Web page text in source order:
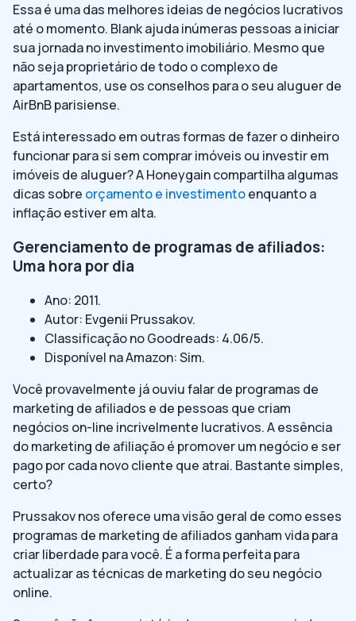
Essa é uma das melhores ideias de negócios lucrativos
até o momento. Blank ajuda inúmeras pessoas a iniciar
sua jornada no investimento imobiliário. Mesmo que
não seja proprietário de todo o complexo de
apartamentos, use os conselhos para o seu aluguer de
AirBnB parisiense.
Está interessado em outras formas de fazer o dinheiro
funcionar para si sem comprar imóveis ou investir em
imóveis de aluguer? A Honeygain compartilha algumas
dicas sobre orçamento e investimentoenquanto a
inflação estiver em alta.
Gerenciamento de programas de afiliados:
Uma hora por dia
Ano: 2011.
Autor: Evgenii Prussakov.
Classificação no Goodreads: 4.06/5.
Disponível na Amazon: Sim.
Você provavelmente já ouviu falar de programas de
marketing de afiliados e de pessoas que criam
negócios on-line incrivelmente lucrativos. A essência
do marketing de afiliação é promover um negócio e ser
pago por cada novo cliente que atrai. Bastante simples,
certo?
Prussakov nos oferece uma visão geral de como esses
programas de marketing de afiliados ganham vida para
criar liberdade para você. É a forma perfeita para
actualizar as técnicas de marketing do seu negócio
online.